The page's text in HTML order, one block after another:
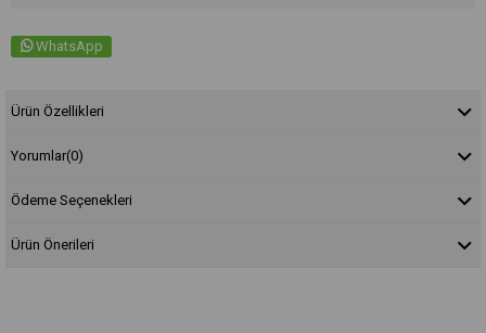
WhatsApp
Ürün Özellikleri
Yorumlar(0)
Ödeme Seçenekleri
Ürün Önerileri